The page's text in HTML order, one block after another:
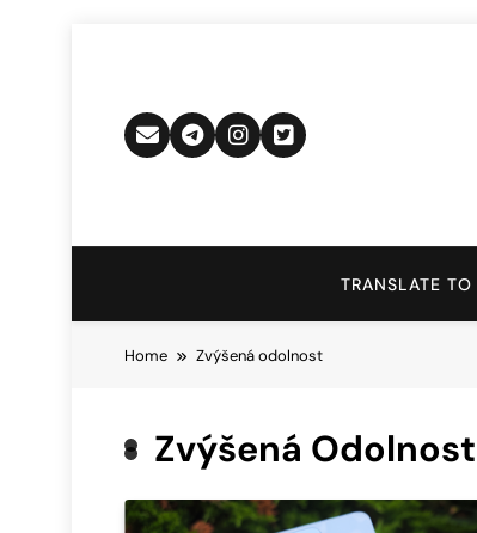
TRANSLATE
Home Zvýšená odolnost
Zvýšená Odolnost